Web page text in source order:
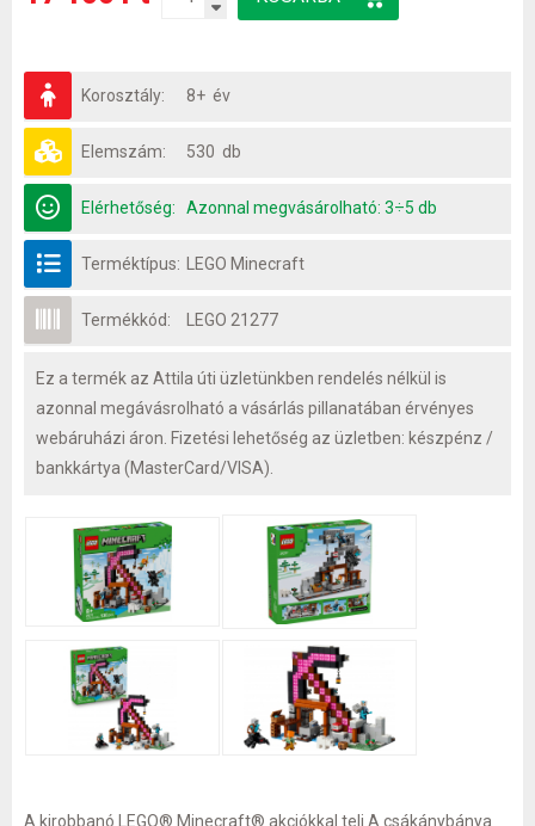
Korosztály: 8+ év
Elemszám: 530 db
Elérhetőség: Azonnal megvásárolható: 3÷5 db
Terméktípus: LEGO Minecraft
Termékkód: LEGO 21277
Ez a termék az Attila úti üzletünkben rendelés nélkül is
azonnal megávásrolható a vásárlás pillanatában érvényes
webáruházi áron. Fizetési lehetőség az üzletben: készpénz /
bankkártya (MasterCard/VISA).
A kirobbanó LEGO® Minecraft® akciókkal teli A csákánybánya